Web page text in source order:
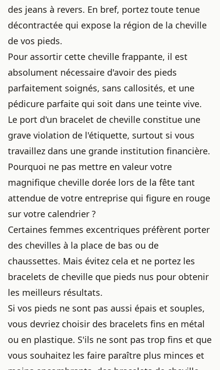
des jeans à revers. En bref, portez toute tenue
décontractée qui expose la région de la cheville
de vos pieds.
Pour assortir cette cheville frappante, il est
absolument nécessaire d'avoir des pieds
parfaitement soignés, sans callosités, et une
pédicure parfaite qui soit dans une teinte vive.
Le port d'un bracelet de cheville constitue une
grave violation de l'étiquette, surtout si vous
travaillez dans une grande institution financière.
Pourquoi ne pas mettre en valeur votre
magnifique cheville dorée lors de la fête tant
attendue de votre entreprise qui figure en rouge
sur votre calendrier ?
Certaines femmes excentriques préfèrent porter
des chevilles à la place de bas ou de
chaussettes. Mais évitez cela et ne portez les
bracelets de cheville que pieds nus pour obtenir
les meilleurs résultats.
Si vos pieds ne sont pas aussi épais et souples,
vous devriez choisir des bracelets fins en métal
ou en plastique. S'ils ne sont pas trop fins et que
vous souhaitez les faire paraître plus minces et